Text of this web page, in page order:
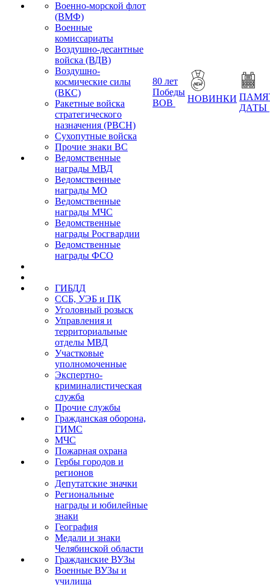
Военно-морской флот
(ВМФ)
Военные
комиссариаты
Воздушно-десантные
войска (ВДВ)
Воздушно-
космические силы
(ВКС)
Ракетные войска
стратегического
назначения (РВСН)
Сухопутные войска
Прочие знаки ВС
Ведомственные
награды МВД
Ведомственные
награды МО
Ведомственные
награды МЧС
Ведомственные
награды Росгвардии
Ведомственные
награды ФСО
ГИБДД
ССБ, УЭБ и ПК
Уголовный розыск
Управления и
территориальные
отделы МВД
Участковые
уполномоченные
Экспертно-
криминалистическая
служба
Прочие службы
Гражданская оборона,
ГИМС
МЧС
Пожарная охрана
Гербы городов и
регионов
Депутатские значки
Региональные
награды и юбилейные
знаки
География
Медали и знаки
Челябинской области
Гражданские ВУЗы
Военные ВУЗы и
училища
80 лет
Победы
ВОВ
НОВИНКИ
ДАТЫ